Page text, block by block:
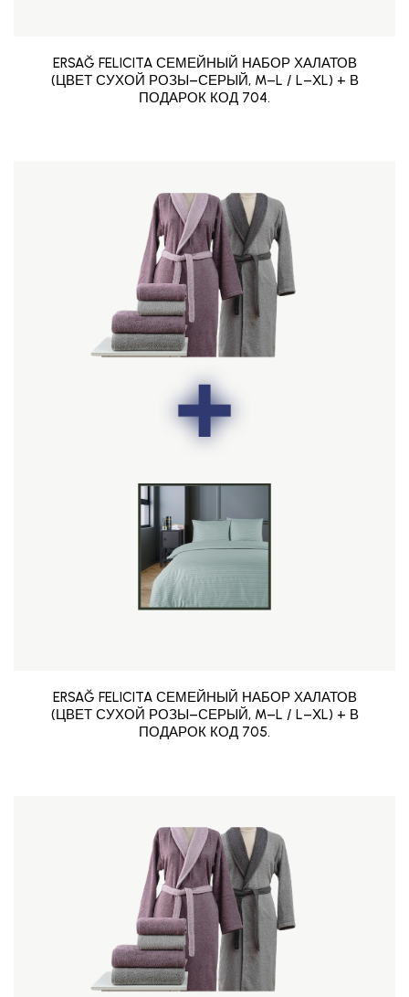
ERSAĞ FELICITA СЕМЕЙНЫЙ НАБОР ХАЛАТОВ
(ЦВЕТ СУХОЙ РОЗЫ–СЕРЫЙ, M–L / L–XL) + В
ПОДАРОК КОД 704.
ERSAĞ FELICITA СЕМЕЙНЫЙ НАБОР ХАЛАТОВ
(ЦВЕТ СУХОЙ РОЗЫ–СЕРЫЙ, M–L / L–XL) + В
ПОДАРОК КОД 705.